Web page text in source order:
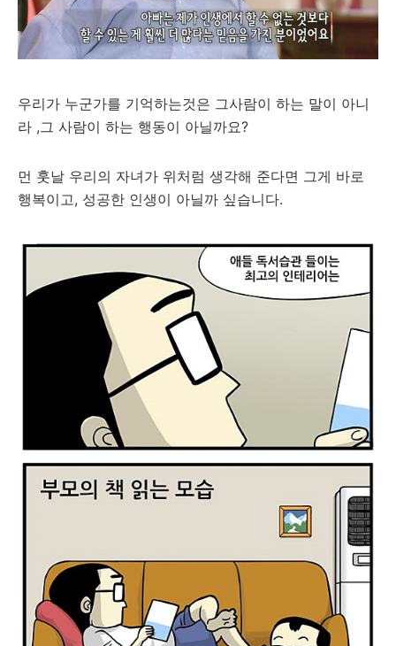
우리가 누군가를 기억하는것은 그사람이 하는 말이 아니
라 ,그 사람이 하는 행동이 아닐까요?
먼 훗날 우리의 자녀가 위처럼 생각해 준다면 그게 바로
행복이고, 성공한 인생이 아닐까 싶습니다.